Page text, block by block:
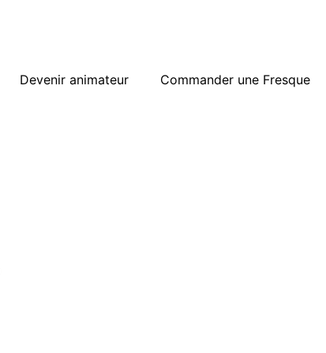
Devenir animateur
Commander une Fresque